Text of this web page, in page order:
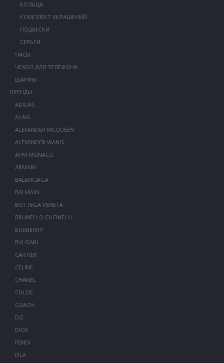
КОЛЬЦА
КОМПЛЕКТ УКРАШЕНИЙ
ПОДВЕСКИ
СЕРЬГИ
ЧАСЫ
ЧЕХОЛ ДЛЯ ТЕЛЕФОНА
ШАРФЫ
БРЕНДЫ
ADIDAS
ALAIA
ALEXANDER MCQUEEN
ALEXANDER WANG
APM MONACO
ARMANI
BALENCIAGA
BALMAIN
BOTTEGA VENETA
BRUNELLO CUCINELLI
BURBERRY
BVLGARI
CARTIER
CELINE
CHANEL
CHLOE
COACH
DG
DIOR
FENDI
FILA